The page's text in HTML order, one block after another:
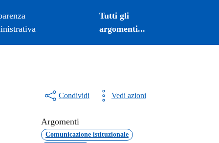
Tutti gli
argomenti...
Condividi Vedi azioni
Argomenti
Comunicazione istituzionale